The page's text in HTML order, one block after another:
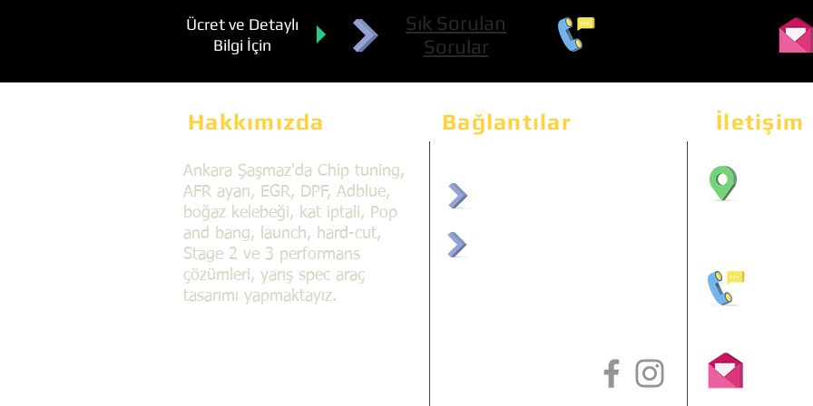
Ücret ve Detaylı
Bilgi İçin
Sık Sorulan
Sorular
Hakkımızda Bağlantılar İletişim
Ankara Şaşmaz'da Chip tuning,
AFR ayarı, EGR, DPF, Adblue,
boğaz kelebeği, kat iptali, Pop
and bang, launch, hard-cut,
Stage 2 ve 3 performans
çözümleri, yarış spec araç
tasarımı yapmaktayız.